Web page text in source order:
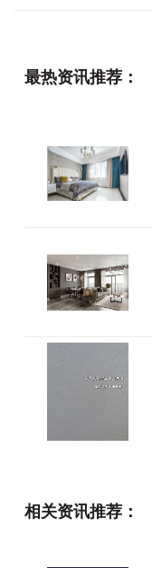
最热资讯推荐：
相关资讯推荐：